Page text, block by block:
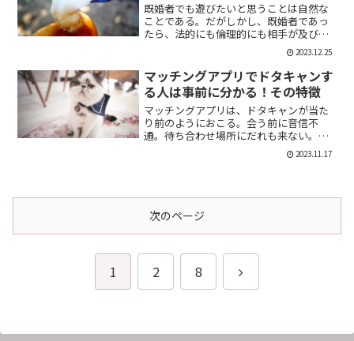
既婚者でも遊びたいと思うことは自然な
ことである。だがしかし、既婚者であっ
たら、法的にも倫理的にも相手が及び腰
になることは明らかだ。では、既婚者で
あることを言わない方がいいのか。否、
それは違う。既婚者であることを伝える
メリット出会い系で既婚者...
2023.12.25
マッチングアプリでドタキャンす
る人は事前に分かる！その特徴
マッチングアプリは、ドタキャンが当た
り前のようにおこる。会う前に音信不
通。待ち合わせ場所にだれも来ない。そ
んなの普通だ。迷惑な話だが、このドタ
キャン野郎どもは見分けることができ
2023.11.17
次のページ
1 2 8
次